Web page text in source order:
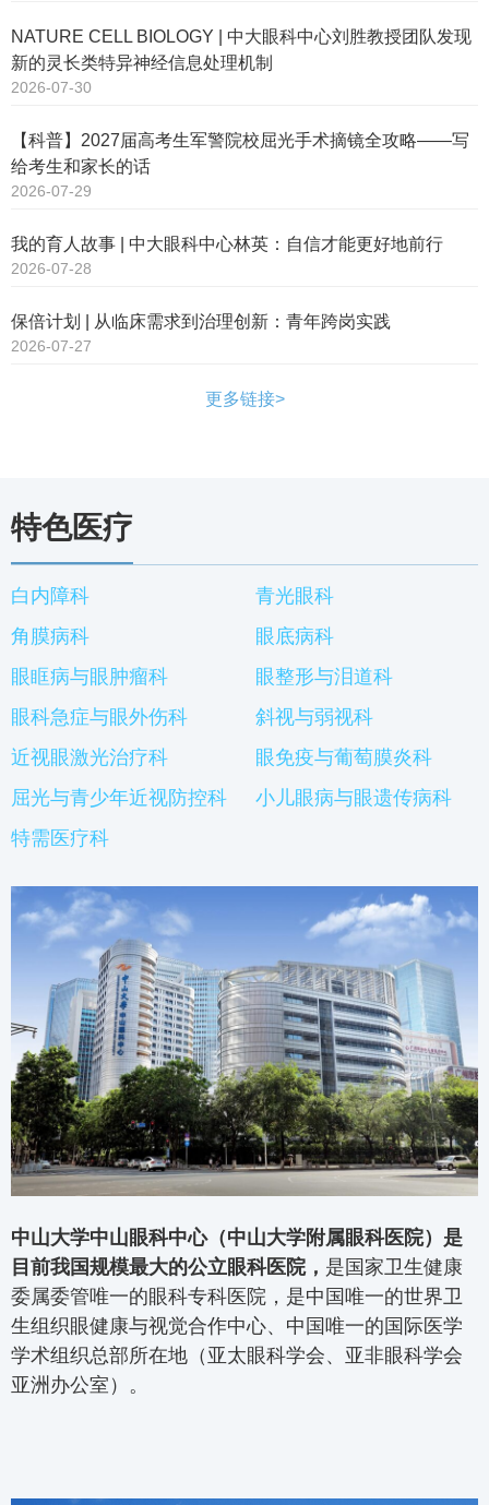
NATURE CELL BIOLOGY | 中大眼科中心刘胜教授团队发现
新的灵长类特异神经信息处理机制
2026-07-30
【科普】2027届高考生军警院校屈光手术摘镜全攻略——写
给考生和家长的话
2026-07-29
我的育人故事 | 中大眼科中心林英：自信才能更好地前行
2026-07-28
保倍计划 | 从临床需求到治理创新：青年跨岗实践
2026-07-27
更多链接>
特色医疗
白内障科
青光眼科
角膜病科
眼底病科
眼眶病与眼肿瘤科
眼整形与泪道科
眼科急症与眼外伤科
斜视与弱视科
近视眼激光治疗科
眼免疫与葡萄膜炎科
屈光与青少年近视防控科
小儿眼病与眼遗传病科
特需医疗科
中山大学中山眼科中心（中山大学附属眼科医院）是
目前我国规模最大的公立眼科医院， 是国家卫生健康
委属委管唯一的眼科专科医院，是中国唯一的世界卫
生组织眼健康与视觉合作中心、中国唯一的国际医学
学术组织总部所在地（亚太眼科学会、亚非眼科学会
亚洲办公室）。